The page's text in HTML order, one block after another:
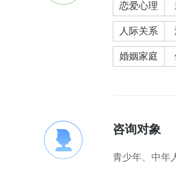
恋爱心理
人际关系
婚姻家庭
咨询对象
青少年、中年